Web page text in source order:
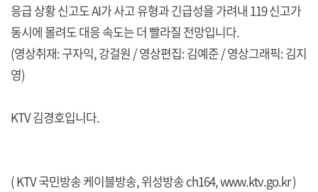
응급 상황 신고도 AI가 사고 유형과 긴급성을 가려내 119 신고가
동시에 몰려도 대응 속도는 더 빨라질 전망입니다.
(영상취재: 구자익, 강걸원 / 영상편집: 김예준 / 영상그래픽: 김지
영)
KTV 김경호입니다.
( KTV 국민방송 케이블방송, 위성방송 ch164,www.ktv.go.kr)